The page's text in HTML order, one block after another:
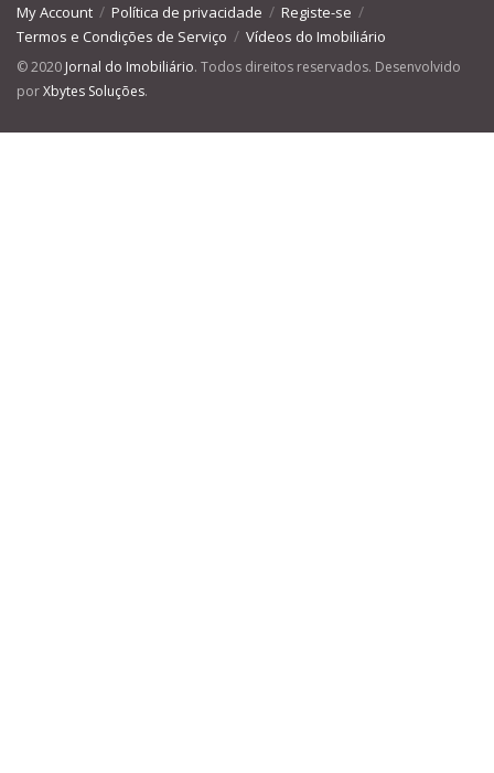
My Account
Política de privacidade
Registe-se
Termos e Condições de Serviço
Vídeos do Imobiliário
© 2020 Jornal do Imobiliário. Todos direitos reservados. Desenvolvido
porXbytes Soluções.